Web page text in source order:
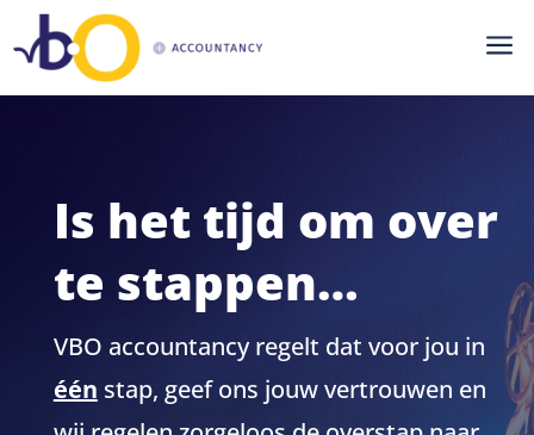
a
Is het tijd om over
te stappen…
VBO accountancy regelt dat voor jou in
één stap, geef ons jouw vertrouwen en